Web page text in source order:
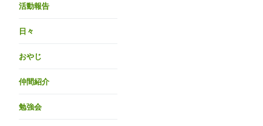
活動報告
日々
おやじ
仲間紹介
勉強会